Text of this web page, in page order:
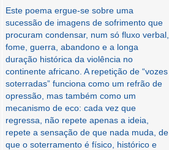
Este poema ergue-se sobre uma
sucessão de imagens de sofrimento que
procuram condensar, num só fluxo verbal,
fome, guerra, abandono e a longa
duração histórica da violência no
continente africano. A repetição de “vozes
soterradas” funciona como um refrão de
opressão, mas também como um
mecanismo de eco: cada vez que
regressa, não repete apenas a ideia,
repete a sensação de que nada muda, de
que o soterramento é físico, histórico e